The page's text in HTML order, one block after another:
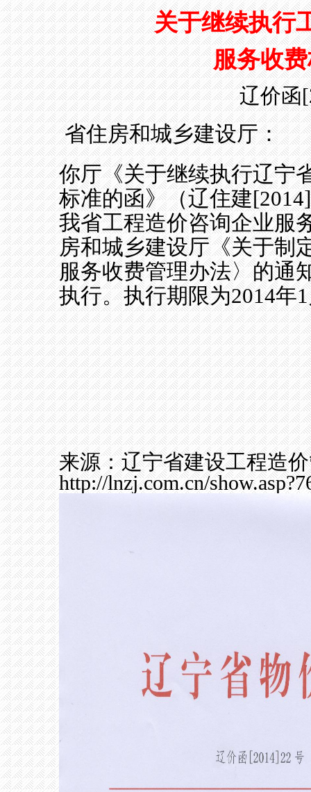
关于继续执行
服务收
辽价函
省住房和城乡建设厅：
你厅《关于继续执行辽宁
标准的函》（辽住建
我省工程造价咨询企业服
房和城乡建设厅《关于制
服务收费管理办法〉的通
执行。执行期限为2014年1
来源：辽宁省建设工程造
http://lnzj.com.cn/